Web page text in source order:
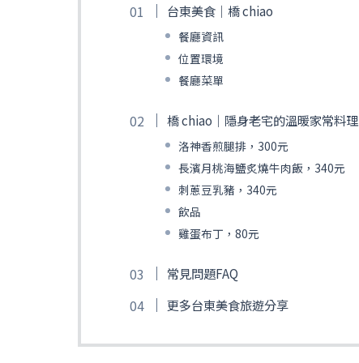
台東美食｜橋 chiao
餐廳資訊
位置環境
餐廳菜單
橋 chiao｜隱身老宅的溫暖家常料理
洛神香煎腿排，300元
長濱月桃海鹽炙燒牛肉飯，340元
刺蔥豆乳豬，340元
飲品
雞蛋布丁，80元
常見問題FAQ
更多台東美食旅遊分享